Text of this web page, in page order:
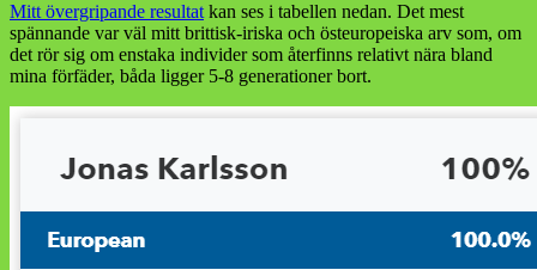
Mitt övergripande resultat kan ses i tabellen nedan. Det mest
spännande var väl mitt brittisk-iriska och östeuropeiska arv som, om
det rör sig om enstaka individer som återfinns relativt nära bland
mina förfäder, båda ligger 5-8 generationer bort.